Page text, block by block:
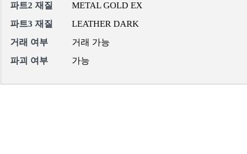
파트2 재질
METAL GOLD EX
파트3 재질
LEATHER DARK
거래 여부
거래 가능
파괴 여부
가능